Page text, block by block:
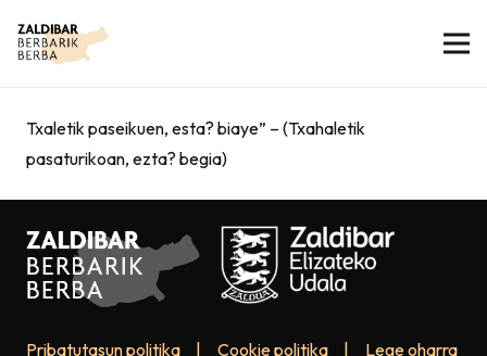
Txaletik paseikuen, esta? biaye” – (Txahaletik
pasaturikoan, ezta? begia)
Pribatutasun politika Cookie politika Lege oharra